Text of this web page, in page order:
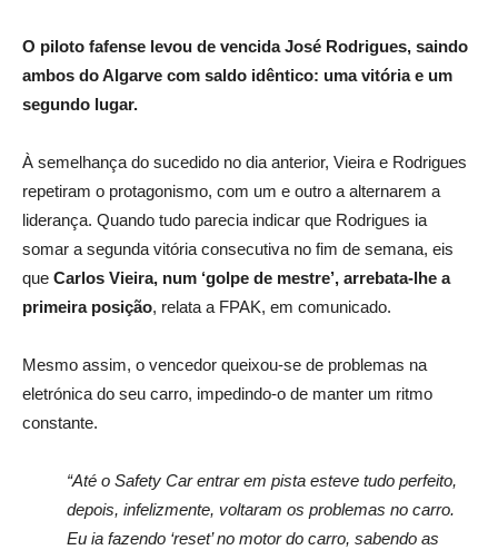
O piloto fafense levou de vencida José Rodrigues, saindo
ambos do Algarve com saldo idêntico: uma vitória e um
segundo lugar.
À semelhança do sucedido no dia anterior, Vieira e Rodrigues
repetiram o protagonismo, com um e outro a alternarem a
liderança. Quando tudo parecia indicar que Rodrigues ia
somar a segunda vitória consecutiva no fim de semana, eis
que Carlos Vieira, num ‘golpe de mestre’, arrebata-lhe a
primeira posição, relata a FPAK, em comunicado.
Mesmo assim, o vencedor queixou-se de problemas na
eletrónica do seu carro, impedindo-o de manter um ritmo
constante.
“Até o Safety Car entrar em pista esteve tudo perfeito,
depois, infelizmente, voltaram os problemas no carro.
Eu ia fazendo ‘reset’ no motor do carro, sabendo as